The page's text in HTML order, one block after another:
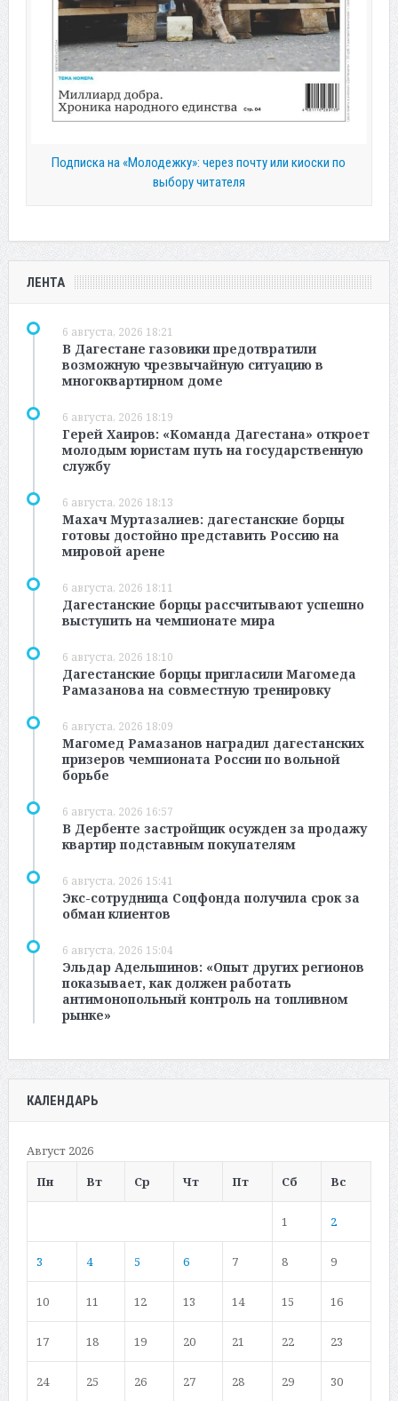
Подписка на «Молодежку»: через почту или киоски по
выбору читателя
ЛЕНТА
6 августа, 2026 18:21
В Дагестане газовики предотвратили
возможную чрезвычайную ситуацию в
многоквартирном доме
6 августа, 2026 18:19
Герей Хаиров: «Команда Дагестана» откроет
молодым юристам путь на государственную
службу
6 августа, 2026 18:13
Махач Муртазалиев: дагестанские борцы
готовы достойно представить Россию на
мировой арене
6 августа, 2026 18:11
Дагестанские борцы рассчитывают успешно
выступить на чемпионате мира
6 августа, 2026 18:10
Дагестанские борцы пригласили Магомеда
Рамазанова на совместную тренировку
6 августа, 2026 18:09
Магомед Рамазанов наградил дагестанских
призеров чемпионата России по вольной
борьбе
6 августа, 2026 16:57
В Дербенте застройщик осужден за продажу
квартир подставным покупателям
6 августа, 2026 15:41
Экс-сотрудница Соцфонда получила срок за
обман клиентов
6 августа, 2026 15:04
Эльдар Адельшинов: «Опыт других регионов
показывает, как должен работать
антимонопольный контроль на топливном
рынке»
КАЛЕНДАРЬ
Август 2026
Пн
Вт Ср Чт Пт Сб Вс
1 2
3 4 5 6 7 8 9
10 11 12 13 14 15 16
17 18 19 20 21 22 23
24 25 26 27 28 29 30